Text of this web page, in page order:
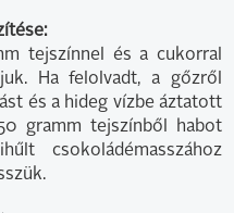
tejszínnel és a cukorral
Ha felolvadt, a gőzről
és a hideg vízbe áztatott
gramm tejszínből habot
csokoládémasszához